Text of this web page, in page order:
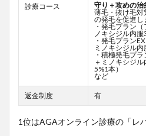
診療コース
守り＋攻めの治
薄毛・抜け毛
の発毛を促進し
・発毛プラン
ノキシジル内服
・発毛プラン
ミノキシジル内
・積極発毛プ
＋ミノキシジ
5%1本）
など
返金制度 有
1位はAGAオンライン診療の「レ